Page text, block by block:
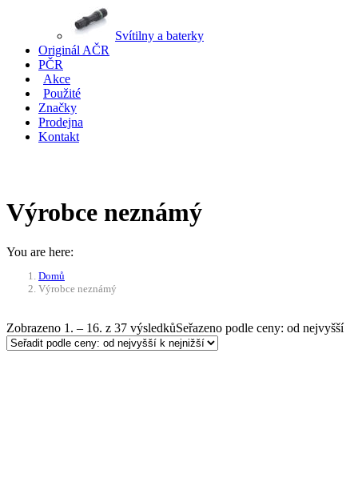
Svítilny a baterky
Originál AČR
PČR
Akce
Použité
Značky
Prodejna
Kontakt
Výrobce neznámý
You are here:
Domů
Výrobce neznámý
Zobrazeno 1. – 16. z 37 výsledkůSeřazeno podle ceny: od nejvyšší